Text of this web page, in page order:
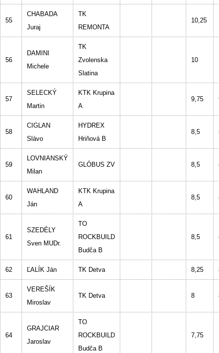
55
CHABADA
Juraj
TK
REMONTA
10,25
56
DAMINI
Michele
TK
Zvolenska
Slatina
10
57
SELECKÝ
Martin
KTK Krupina
A
9,75
58
CIGLAN
Slávo
HYDREX
Hriňová B
8,5
59
LOVNIANSKÝ
Milan
GLÓBUS ZV 8,5
60
WAHLAND
Ján
KTK Krupina
A
8,5
61
SZEDÉLY
Sven MUDr.
TO
ROCKBUILD
Budča B
8,5
62 ĽALÍK Ján TK Detva 8,25
63
VEREŠÍK
Miroslav
TK Detva 8
64
GRAJCIAR
Jaroslav
TO
ROCKBUILD
Budča B
7,75